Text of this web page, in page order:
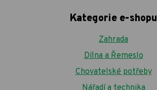
Kategorie e-shopu
Zahrada
Dílna a Řemeslo
Chovatelské potřeby
Nářadí a technika